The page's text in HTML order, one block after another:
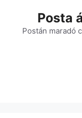
tartalomba
Posta
Postán maradó